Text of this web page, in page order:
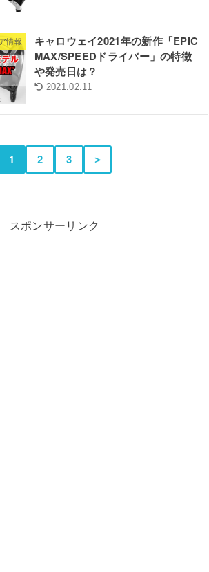
情報
キャロウェイ2021年の新作「EPIC
MAX/SPEEDドライバー」の特徴
や発売日は？
2021.02.11
1 2 3 ＞
スポンサーリンク